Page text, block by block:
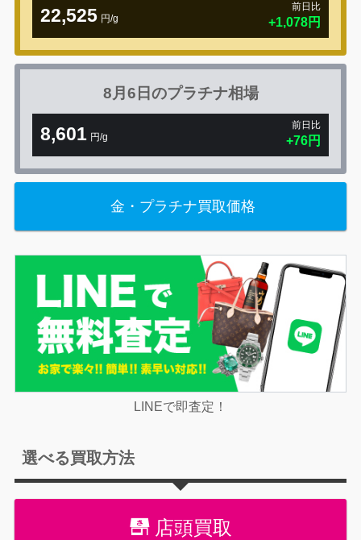
22,525 円/g
前日比
+1,078円
8月6日のプラチナ相場
8,601 円/g
前日比
+76円
金・プラチナ買取価格
LINEで即査定！
選べる買取方法
店頭買取